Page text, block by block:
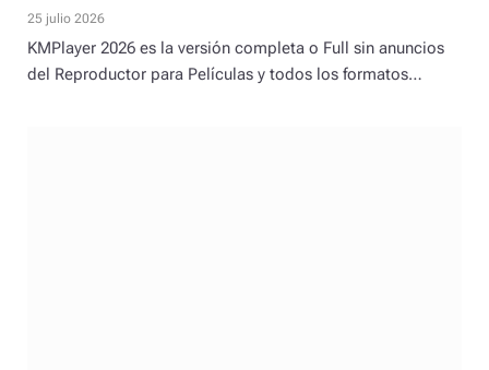
25 julio 2026
KMPlayer 2026 es la versión completa o Full sin anuncios
del Reproductor para Películas y todos los formatos…